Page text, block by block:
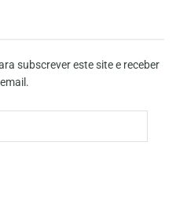
subscrever este site e receber